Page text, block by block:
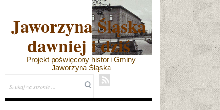
Jaworzyna Śląska
dawniej i dziś
Projekt poświęcony historii Gminy
Jaworzyna Śląska